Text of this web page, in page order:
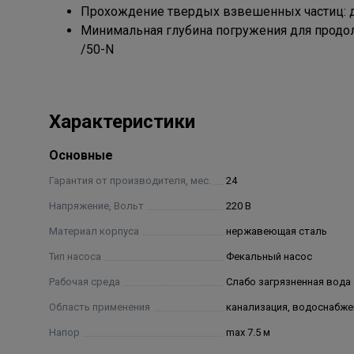
Прохождение твердых взвешенных
Минимальная глубина погружения для
/50-N
Характеристики
Основные
Гарантия от производителя, мес. 24
Напряжение, Вольт 220 В
Материал корпуса нержавеющая сталь
Тип насоса Фекальный насос
Рабочая среда Слабо загрязненная вода
Область применения канализация,
Напор max 7.5 м